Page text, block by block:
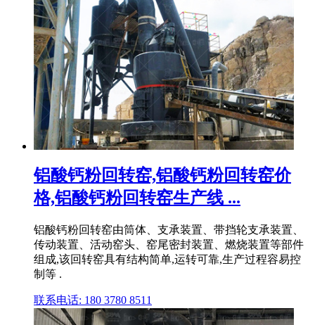
铝酸钙粉回转窑,铝酸钙粉回转窑价
格,铝酸钙粉回转窑生产线 ...
铝酸钙粉回转窑由筒体、支承装置、带挡轮支承装置、
传动装置、活动窑头、窑尾密封装置、燃烧装置等部件
组成,该回转窑具有结构简单,运转可靠,生产过程容易控
制等 .
联系电话: 180 3780 8511